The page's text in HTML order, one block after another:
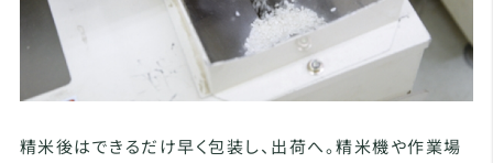
精米後はできるだけ早く包装し、出荷へ。精米機や作業場